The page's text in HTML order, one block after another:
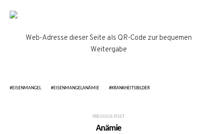
Web-Adresse dieser Seite als QR-Code zur bequemen
Weitergabe
EISENMANGEL EISENMANGELANÄMIE KRANKHEITSBILDER
PREVIOUS POST
Anämie